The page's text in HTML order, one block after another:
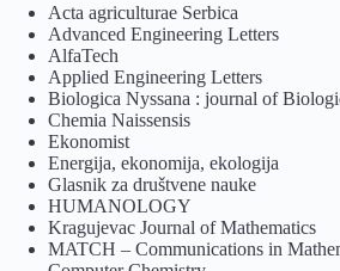
Acta agriculturae Serbica
Advanced Engineering Letters
AlfaTech
Applied Engineering Letters
Biologica Nyssana : journal of
Chemia Naissensis
Ekonomist
Energija, ekonomija, ekologija
Glasnik za društvene nauke
HUMANOLOGY
Kragujevac Journal of Mathematics
MATCH – Communications in